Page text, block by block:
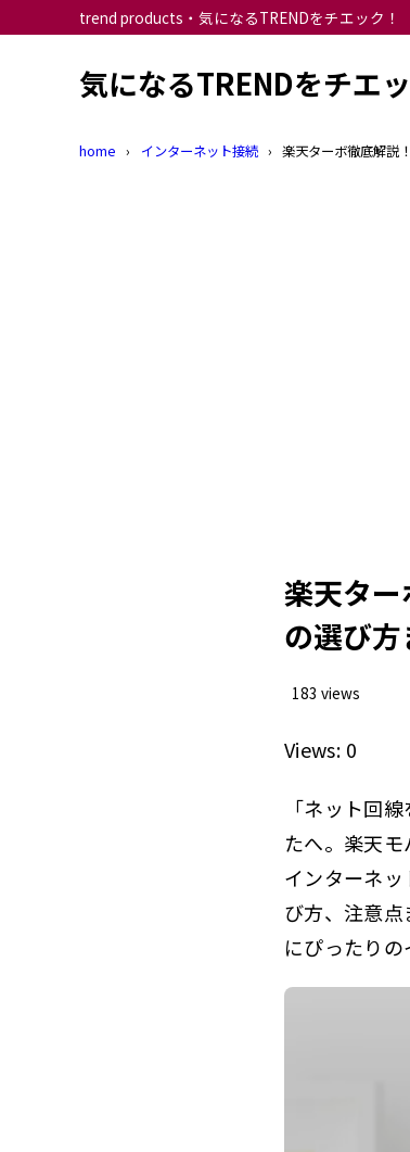
trend products・気になるTRENDをチエック！
気になるTRENDをチエ
home インターネット接続 楽天ターボ徹底解説
楽天タ
の選び方
183 views
Views: 0
「ネット回
たへ。楽天
インターネ
び方、注意
にぴったりの